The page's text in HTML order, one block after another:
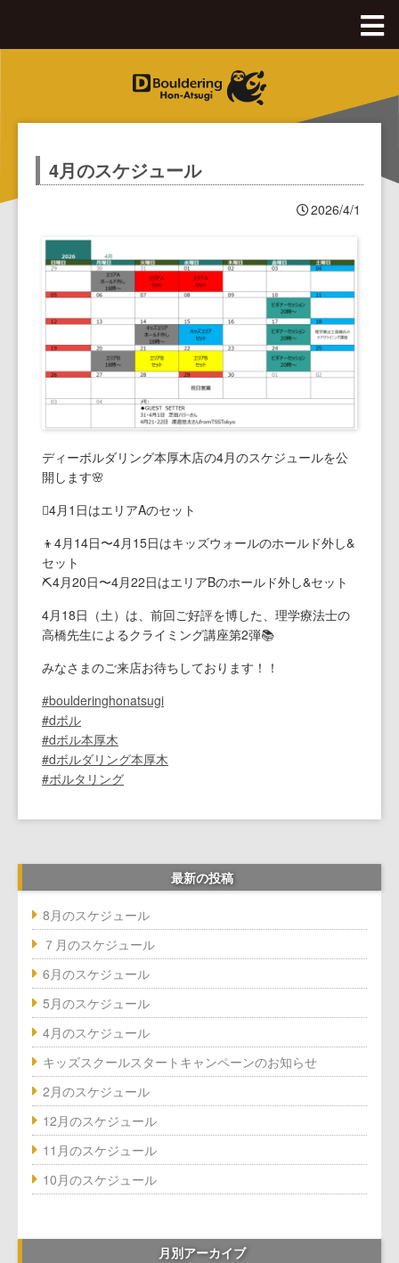
Dボル全体Top
八王子OPA店Top
綱島店
料金、アクセス
施設のご紹介
初めてのボルダリング
（経験者向け）コンセプト
ご利用ガイド・よくある質問
キッズスクール
釧路店Top
料金、アクセス
施設のご紹介
初めてのボルダリング
撮影・貸切利用・団体割
西八王子店
西八王子店Top
月パス・スクール購入
撮影・貸切利用・団体割
キッズスクール
沖縄豊崎店
沖縄豊崎店Top
料金、アクセス
施設のご紹介
お子さまのご利用について
撮影・貸切利用・団体割
本厚木店
本厚木店Top
施設のご紹介
撮影・貸切利用・団体割
シニアスクール
なんば店
なんば店Top
撮影・貸切利用・団体割
初めてのクライミング
長野諏訪店
仙台長町店Top
立川店
春日部店Top
田町店
熊本小山店Top
蘇我店
八千代店Top
浅間町店
浅間町店Top
松井山手店
川崎Top
横浜店
横浜Top
採用情報
4月のスケジュール
2026/4/1
ディーボルダリング本厚木店の4月のスケジュールを公
開します🌸
🪏4月1日はエリアAのセット
👦4月14日〜4月15日はキッズウォールのホールド外し&
セット
⛏️4月20日〜4月22日はエリアBのホールド外し&セット
4月18日（土）は、前回ご好評を博した、理学療法士の
高橋先生によるクライミング講座第2弾📚
みなさまのご来店お待ちしております！！
#boulderinghonatsugi
#dボル
#dボル本厚木
#dボルダリング本厚木
#ボルタリング
最新の投稿
8月のスケジュール
７月のスケジュール
6月のスケジュール
5月のスケジュール
4月のスケジュール
キッズスクールスタートキャンペーンのお知らせ
2月のスケジュール
12月のスケジュール
11月のスケジュール
10月のスケジュール
月別アーカイブ